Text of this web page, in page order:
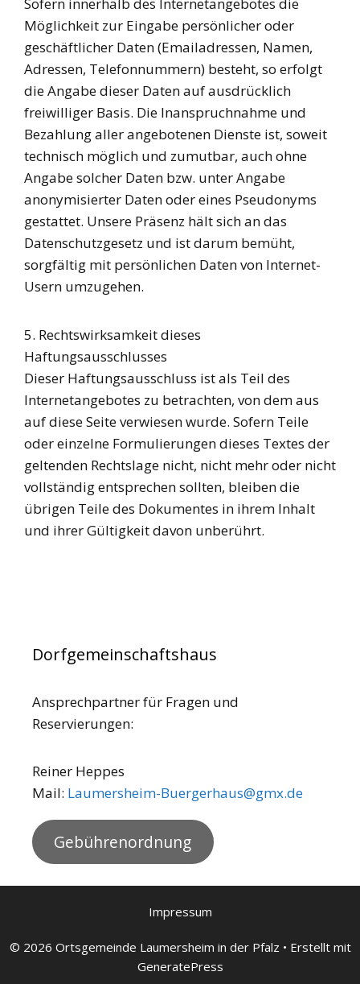
Sofern innerhalb des Internetangebotes die
Möglichkeit zur Eingabe persönlicher oder
geschäftlicher Daten (Emailadressen, Namen,
Adressen, Telefonnummern) besteht, so erfolgt
die Angabe dieser Daten auf ausdrücklich
freiwilliger Basis. Die Inanspruchnahme und
Bezahlung aller angebotenen Dienste ist, soweit
technisch möglich und zumutbar, auch ohne
Angabe solcher Daten bzw. unter Angabe
anonymisierter Daten oder eines Pseudonyms
gestattet. Unsere Präsenz hält sich an das
Datenschutzgesetz und ist darum bemüht,
sorgfältig mit persönlichen Daten von Internet-
Usern umzugehen.
5. Rechtswirksamkeit dieses
Haftungsausschlusses
Dieser Haftungsausschluss ist als Teil des
Internetangebotes zu betrachten, von dem aus
auf diese Seite verwiesen wurde. Sofern Teile
oder einzelne Formulierungen dieses Textes der
geltenden Rechtslage nicht, nicht mehr oder nicht
vollständig entsprechen sollten, bleiben die
übrigen Teile des Dokumentes in ihrem Inhalt
und ihrer Gültigkeit davon unberührt.
Dorfgemeinschaftshaus
Ansprechpartner für Fragen und
Reservierungen:
Reiner Heppes
Mail: Laumersheim-Buergerhaus@gmx.de
Gebührenordnung
Impressum
© 2026 Ortsgemeinde Laumersheim in der Pfalz • Erstellt mit
GeneratePress